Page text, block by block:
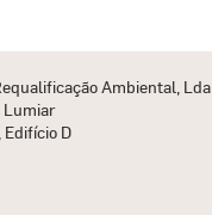
Ambiental, Lda
Lumiar
D